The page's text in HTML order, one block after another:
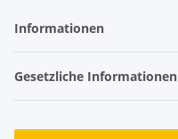
Informationen
Gesetzliche Informationen